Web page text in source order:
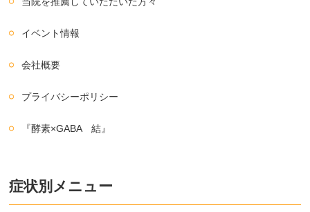
イベント情報
会社概要
プライバシーポリシー
『酵素×GABA 結』
症状別メニュー